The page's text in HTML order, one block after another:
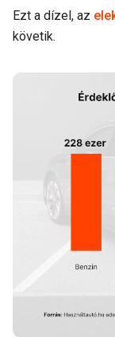
Ezt a dízel, az
követik.